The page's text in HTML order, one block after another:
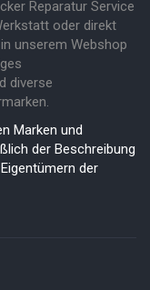
Reparatur Service
oder direkt
unserem Webshop
diverse
Marken und
der Beschreibung
der